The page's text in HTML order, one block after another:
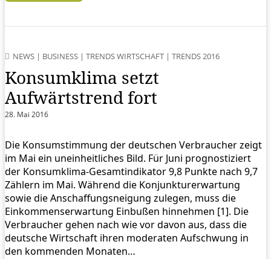
NEWS | BUSINESS | TRENDS WIRTSCHAFT | TRENDS 2016
Konsumklima setzt
Aufwärtstrend fort
28. Mai 2016
Die Konsumstimmung der deutschen Verbraucher zeigt
im Mai ein uneinheitliches Bild. Für Juni prognostiziert
der Konsumklima-Gesamtindikator 9,8 Punkte nach 9,7
Zählern im Mai. Während die Konjunkturerwartung
sowie die Anschaffungsneigung zulegen, muss die
Einkommenserwartung Einbußen hinnehmen [1]. Die
Verbraucher gehen nach wie vor davon aus, dass die
deutsche Wirtschaft ihren moderaten Aufschwung in
den kommenden Monaten…